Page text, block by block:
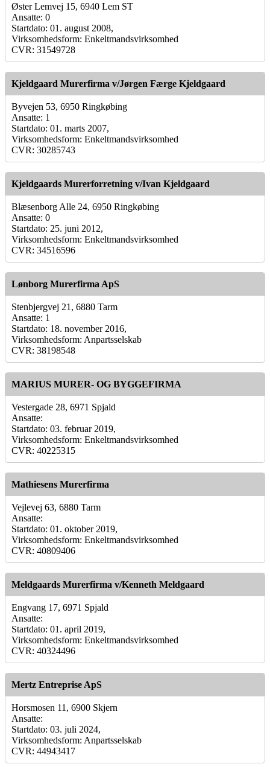
Øster Lemvej 15, 6940 Lem ST
Ansatte: 0
Startdato: 01. august 2008,
Virksomhedsform: Enkeltmandsvirksomhed
CVR: 31549728
Kjeldgaard Murerfirma v/Jørgen Færge Kjeldgaard
Byvejen 53, 6950 Ringkøbing
Ansatte: 1
Startdato: 01. marts 2007,
Virksomhedsform: Enkeltmandsvirksomhed
CVR: 30285743
Kjeldgaards Murerforretning v/Ivan Kjeldgaard
Blæsenborg Alle 24, 6950 Ringkøbing
Ansatte: 0
Startdato: 25. juni 2012,
Virksomhedsform: Enkeltmandsvirksomhed
CVR: 34516596
Lønborg Murerfirma ApS
Stenbjergvej 21, 6880 Tarm
Ansatte: 1
Startdato: 18. november 2016,
Virksomhedsform: Anpartsselskab
CVR: 38198548
MARIUS MURER- OG BYGGEFIRMA
Vestergade 28, 6971 Spjald
Ansatte:
Startdato: 03. februar 2019,
Virksomhedsform: Enkeltmandsvirksomhed
CVR: 40225315
Mathiesens Murerfirma
Vejlevej 63, 6880 Tarm
Ansatte:
Startdato: 01. oktober 2019,
Virksomhedsform: Enkeltmandsvirksomhed
CVR: 40809406
Meldgaards Murerfirma v/Kenneth Meldgaard
Engvang 17, 6971 Spjald
Ansatte:
Startdato: 01. april 2019,
Virksomhedsform: Enkeltmandsvirksomhed
CVR: 40324496
Mertz Entreprise ApS
Horsmosen 11, 6900 Skjern
Ansatte:
Startdato: 03. juli 2024,
Virksomhedsform: Anpartsselskab
CVR: 44943417